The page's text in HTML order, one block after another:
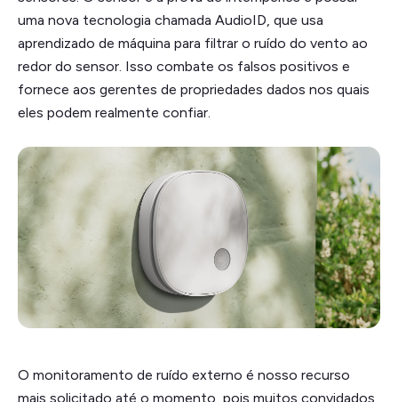
uma nova tecnologia chamada AudioID, que usa
aprendizado de máquina para filtrar o ruído do vento ao
redor do sensor. Isso combate os falsos positivos e
fornece aos gerentes de propriedades dados nos quais
eles podem realmente confiar.
O monitoramento de ruído externo é nosso recurso
mais solicitado até o momento, pois muitos convidados